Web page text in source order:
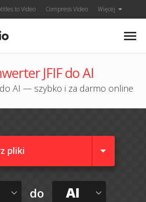
to Video Compress Video Więcej
JFIF do AI
do AI — szybko i za darmo online
pliki
do AI